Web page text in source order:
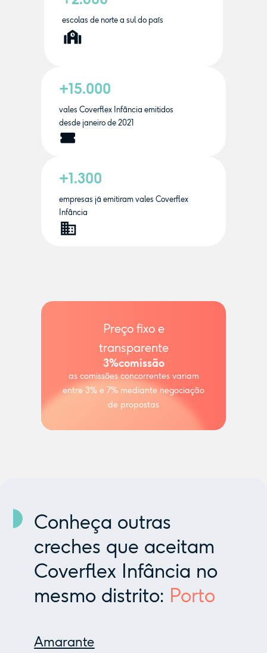
escolas de norte a sul do país
+15.000
vales Coverflex Infância emitidos
desde janeiro de 2021
+1.300
empresas já emitiram vales Coverflex
Infância
Preço fixo e
transparente
3%comissão
as comissões concorrentes variam
entre 3% e 7% mediante negociação
de propostas
Conheça outras
creches que aceitam
Coverflex Infância no
mesmo distrito: Porto
Amarante